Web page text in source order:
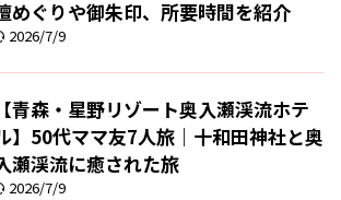
めぐりや御朱印、所要時間を紹介
2026/7/9
【青森・星野リゾート奥入瀬渓流ホテ
】50代ママ友7人旅｜十和田神社と奥
瀬渓流に癒された旅
2026/7/9